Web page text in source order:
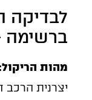
לבדיקה
ברשימה
מהות
יצרנית